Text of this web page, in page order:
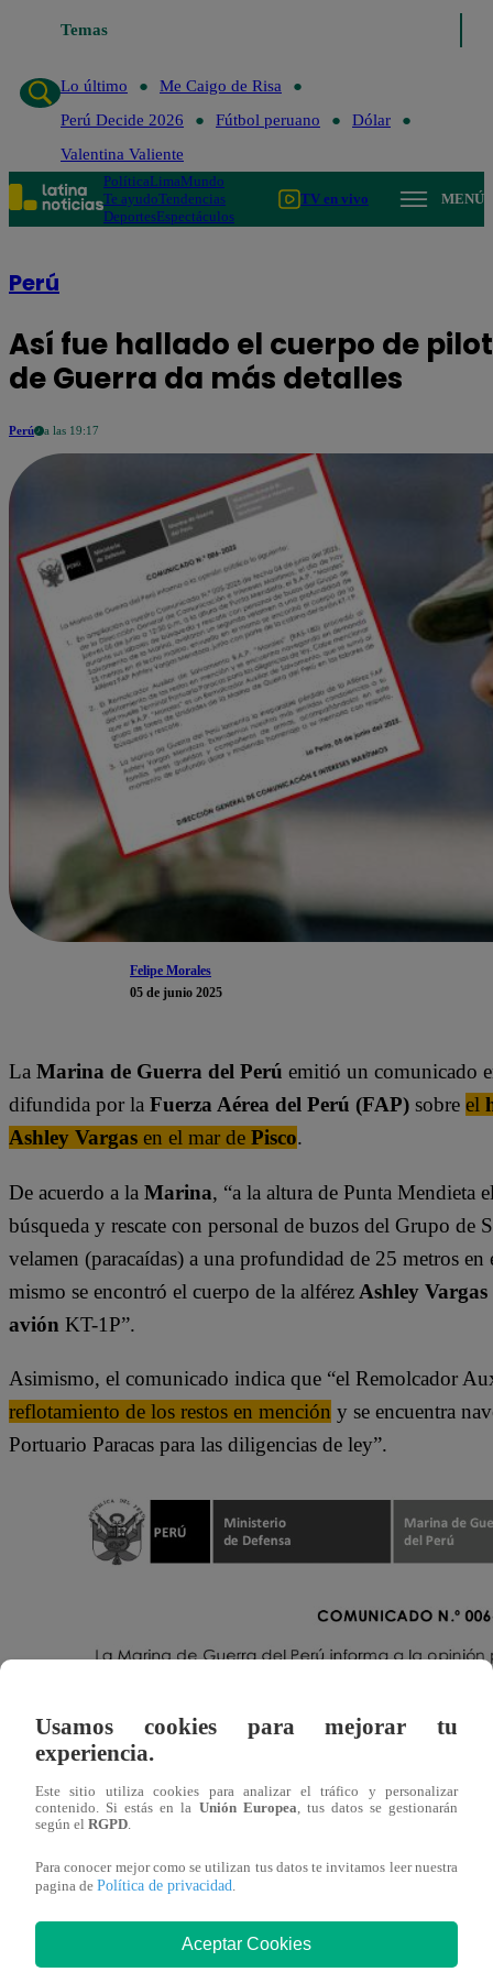
Temas
Lo último
Me Caigo de Risa
Perú Decide 2026
Fútbol peruano
Dólar
Valentina Valiente
PolíticaLimaMundo
Te ayudoTendencias
DeportesEspectáculos
TV en vivo MENÚ
Perú
Así fue hallado el cuerpo de
de Guerra da más detalles
Perú a las 19:17
Felipe Morales
05 de junio 2025
La Marina de Guerra del Perú emitió un comunicado
difundida por la Fuerza Aérea del Perú (FAP) sobre el
Ashley Vargas en el mar de Pisco.
De acuerdo a la Marina, “a la altura de Punta Mendieta
búsqueda y rescate con personal de buzos del Grupo
velamen (paracaídas) a una profundidad de 25 metros
mismo se encontró el cuerpo de la alférez Ashley
avión KT-1P”.
Asimismo, el comunicado indica que “el Remolcador
reflotamiento de los restos en mención y se encuentra
Portuario Paracas para las diligencias de ley”.
Usamos cookies para mejorar tu
experiencia.
Este sitio utiliza cookies para analizar el tráfico y personalizar
contenido. Si estás en la Unión Europea, tus datos se gestionarán
según el RGPD.
Para conocer mejor como se utilizan tus datos te invitamos leer nuestra
pagina de Política de privacidad.
Aceptar Cookies